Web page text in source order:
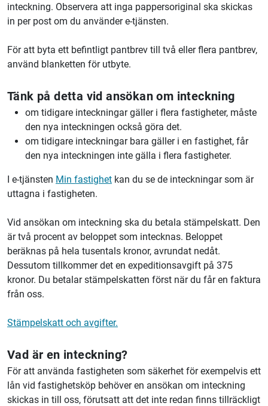
inteckning. Observera att inga pappersoriginal ska skickas
in per post om du använder e-tjänsten.
För att byta ett befintligt pantbrev till två eller flera pantbrev,
använd blanketten för utbyte.
Tänk på detta vid ansökan om inteckning
om tidigare inteckningar gäller i flera fastigheter, måste
den nya inteckningen också göra det.
om tidigare inteckningar bara gäller i en fastighet, får
den nya inteckningen inte gälla i flera fastigheter.
I e-tjänsten Min fastighet kan du se de inteckningar som är
uttagna i fastigheten.
Vid ansökan om inteckning ska du betala stämpelskatt. Den
är två procent av beloppet som intecknas. Beloppet
beräknas på hela tusentals kronor, avrundat nedåt.
Dessutom tillkommer det en expeditionsavgift på 375
kronor. Du betalar stämpelskatten först när du får en faktura
från oss.
Stämpelskatt och avgifter.
Vad är en inteckning?
För att använda fastigheten som säkerhet för exempelvis ett
lån vid fastighetsköp behöver en ansökan om inteckning
skickas in till oss, förutsatt att det inte redan finns tillräckligt